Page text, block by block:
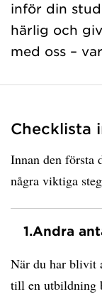
inför din
härlig och
med oss –
Checklista
Innan den första
några viktiga
1.Andra
När du har blivit
till en utbildning